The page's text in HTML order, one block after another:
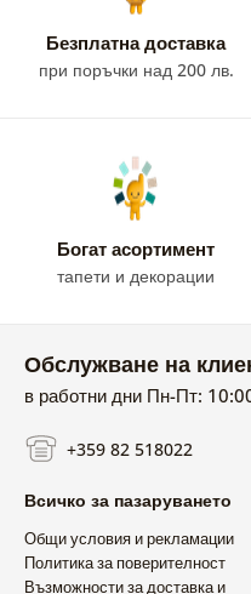
Безплатна доставка
при поръчки над 200 лв.
Богат асортимент
тапети и декорации
Обслужване на
в работни дни Пн-Пт:
+359 82 518022
Всичко за пазаруването
Общи условия и рекламации
Политика за поверителност
Възможности за доставка и